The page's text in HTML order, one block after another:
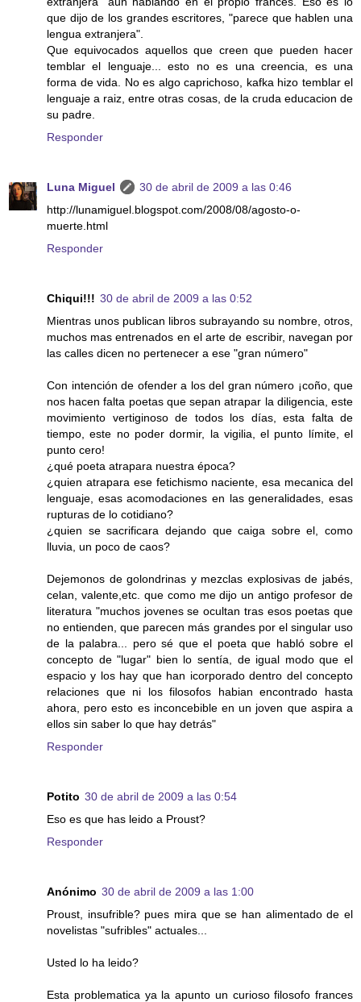
que dijo de los grandes escritores, "parece que hablen una
lengua extranjera".
Que equivocados aquellos que creen que pueden hacer
temblar el lenguaje... esto no es una creencia, es una
forma de vida. No es algo caprichoso, kafka hizo temblar el
lenguaje a raiz, entre otras cosas, de la cruda educacion de
su padre.
Responder
Luna Miguel
30 de abril de 2009 a las 0:46
http://lunamiguel.blogspot.com/2008/08/agosto-o-
muerte.html
Responder
Chiqui!!! 30 de abril de 2009 a las 0:52
Mientras unos publican libros subrayando su nombre, otros,
muchos mas entrenados en el arte de escribir, navegan por
las calles dicen no pertenecer a ese "gran número"
Con intención de ofender a los del gran número ¡coño, que
nos hacen falta poetas que sepan atrapar la diligencia, este
movimiento vertiginoso de todos los días, esta falta de
tiempo, este no poder dormir, la vigilia, el punto límite, el
punto cero!
¿qué poeta atrapara nuestra época?
¿quien atrapara ese fetichismo naciente, esa mecanica del
lenguaje, esas acomodaciones en las generalidades, esas
rupturas de lo cotidiano?
¿quien se sacrificara dejando que caiga sobre el, como
lluvia, un poco de caos?
Dejemonos de golondrinas y mezclas explosivas de jabés,
celan, valente,etc. que como me dijo un antigo profesor de
literatura "muchos jovenes se ocultan tras esos poetas que
no entienden, que parecen más grandes por el singular uso
de la palabra... pero sé que el poeta que habló sobre el
concepto de "lugar" bien lo sentía, de igual modo que el
espacio y los hay que han icorporado dentro del concepto
relaciones que ni los filosofos habian encontrado hasta
ahora, pero esto es inconcebible en un joven que aspira a
ellos sin saber lo que hay detrás"
Responder
Potito 30 de abril de 2009 a las 0:54
Eso es que has leido a Proust?
Responder
Anónimo 30 de abril de 2009 a las 1:00
Proust, insufrible? pues mira que se han alimentado de el
novelistas "sufribles" actuales...
Usted lo ha leido?
Esta problematica ya la apunto un curioso filosofo frances